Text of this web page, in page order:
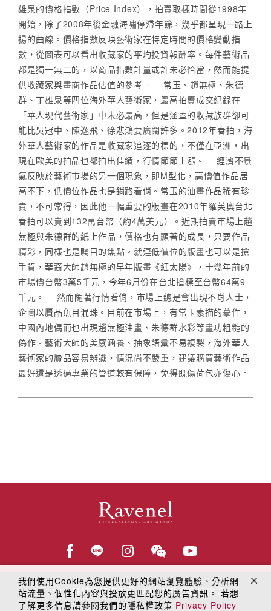
雄泉的價格指數（Price Index），拍賣取樣時間從1998年
開始，除了2008年後金融海嘯停滯年餘，幾乎都呈現一路上
揚的曲線。價格指數反映藝術家在特定時間的價格變動指
數，從圖表可以看出收藏家的平均投資報酬率。每件藝術品
都是獨一無二的，以商品指數計量或許未必恰當，然而能提
供收藏家與畫商作品估值的參考。 常玉、趙無極、朱德
群、丁雄泉等四位海外華人藝術家，最高拍賣成交紀錄在
「華人現代藝術家」中未必最高，但是涵蓋的收藏族群卻可
能比吳冠中、陳逸飛、徐悲鴻要廣闊許多。2012年春拍，海
外華人藝術家的作品是收藏家追逐的標的，不僅在亞洲，出
現在歐美的拍品也都拍出佳績，行情節節上漲。 經濟不景
氣反映於藝術市場的另一個現象，即M型化，高價值作品居
高不下，低價位作品也是銷路看俏。常玉的油畫作品稀有珍
貴，不可常得，因此他一幅重要的版畫在2010年羅芙奧台北
春拍可以賣到132萬台幣（約4萬美元）。近期拍賣市場上趙
無極與朱德群的紙上作品，價格也有顯著的成長，只要作品
精彩，同樣也是矚目的焦點。就連低價位的版畫也可以是搶
手貨，華裔大師趙無極的早年版畫《紅太陽》，十幾年前的
市場價台幣3萬5千元，今年6月份在台北搶標至台幣64萬9
千元。 然而隨著行情看俏，市場上總是會出現不肖人士，
企圖以贗品魚目混珠。目前在市場上，有常玉素描的摹作，
中國內地偶而也出現趙無極油畫、朱德群水彩等畫功粗糙的
偽作。藝術大師的美感涵養、抽象語彙不易複製，海外華人
藝術家的贗品容易辨識，情況尚不嚴重，建議購買藝術作品
最好還是透過專業的管道較有保障，免得既傷荷包亦傷心。
© 2018羅芙奧藝術集團 線上隱私權保護政策
我們使用Cookie為您提供更好的網站瀏覽體驗、分析網
站流量、個性化內容與投放更匹配您的廣告資訊。 若想
了解更多信息請參閱我們的隱私權政策 Privacy Policy